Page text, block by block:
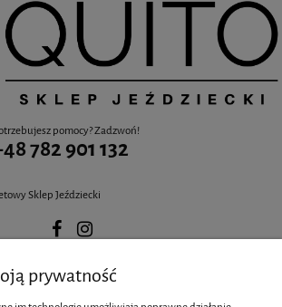
pomocy? Zadzwoń!
782 901 132
Sklep Jeździecki
prywatność